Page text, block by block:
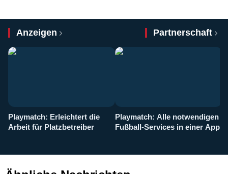
Anzeigen Partnerschaft
Playmatch: Erleichtert die
Arbeit für Platzbetreiber
Playmatch: Alle notwendigen
Fußball-Services in einer App